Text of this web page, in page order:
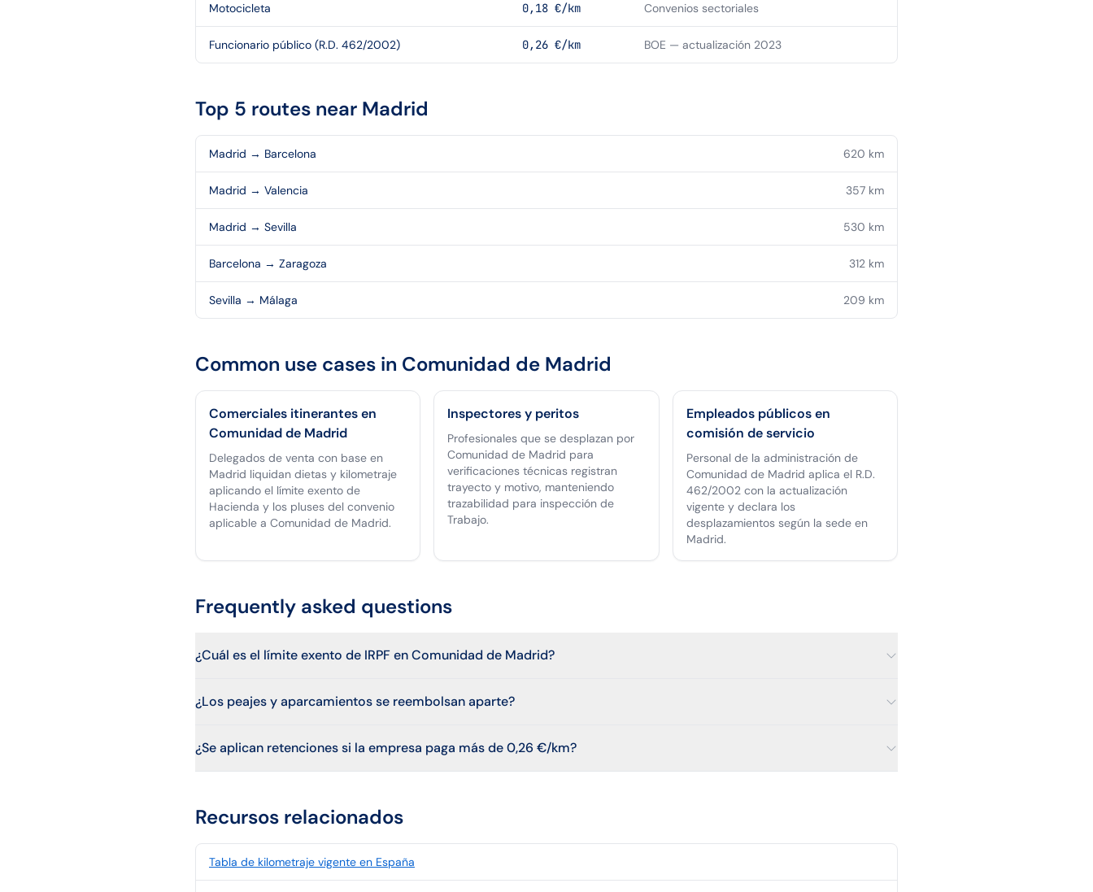
Motocicleta 0,18 €/km Convenios sectoriales
Funcionario público (R.D. 462/2002) 0,26 €/km BOE — actualización 2023
Top 5 routes near Madrid
Madrid → Barcelona 620 km
Madrid → Valencia 357 km
Madrid → Sevilla 530 km
Barcelona → Zaragoza 312 km
Sevilla → Málaga 209 km
Common use cases in Comunidad de Madrid
Comerciales itinerantes en
Comunidad de Madrid
Delegados de venta con base en
Madrid liquidan dietas y kilometraje
aplicando el límite exento de
Hacienda y los pluses del convenio
aplicable a Comunidad de Madrid.
Inspectores y peritos
Profesionales que se desplazan por
Comunidad de Madrid para
verificaciones técnicas registran
trayecto y motivo, manteniendo
trazabilidad para inspección de
Trabajo.
Empleados públicos en
comisión de servicio
Personal de la administración de
Comunidad de Madrid aplica el R.D.
462/2002 con la actualización
vigente y declara los
desplazamientos según la sede en
Madrid.
Frequently asked questions
¿Cuál es el límite exento de IRPF en Comunidad de Madrid?
¿Los peajes y aparcamientos se reembolsan aparte?
¿Se aplican retenciones si la empresa paga más de 0,26 €/km?
Recursos relacionados
Tabla de kilometraje vigente en España